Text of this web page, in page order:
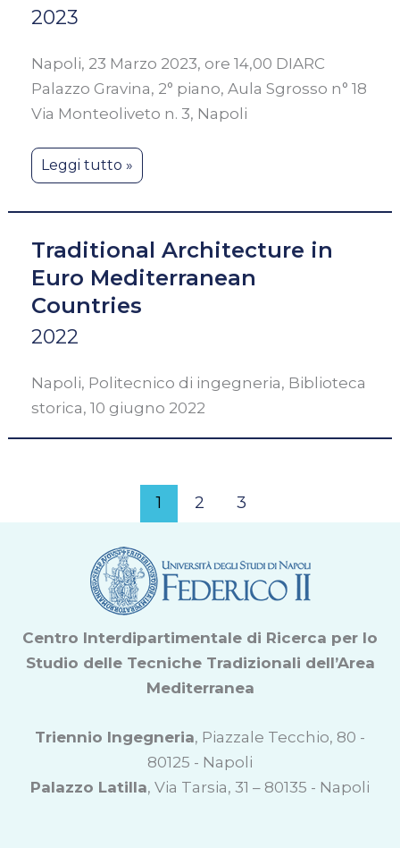
2023
Napoli, 23 Marzo 2023, ore 14,00 DIARC
Palazzo Gravina, 2° piano, Aula Sgrosso n° 18
Via Monteoliveto n. 3, Napoli
Leggi tutto »
Traditional Architecture in
Euro Mediterranean
Countries
2022
Napoli, Politecnico di ingegneria, Biblioteca
storica, 10 giugno 2022
1 2 3
Centro Interdipartimentale di Ricerca per lo
Studio delle Tecniche Tradizionali dell’Area
Mediterranea
Triennio Ingegneria, Piazzale Tecchio, 80 -
80125 - Napoli
Palazzo Latilla, Via Tarsia, 31 – 80135 - Napoli